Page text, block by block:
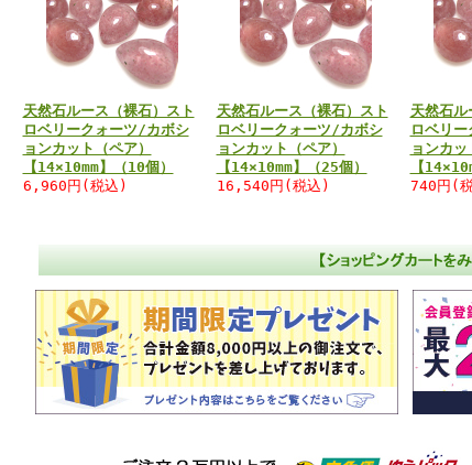
天然石ルース（裸石）スト
ロベリークォーツ/カボシ
ョンカット（ペア）
【14×10mm】（10個）
6,960円(税込)
天然石ルース（裸石）スト
ロベリークォーツ/カボシ
ョンカット（ペア）
【14×10mm】（25個）
16,540円(税込)
天然石ル
ロベリ
ョンカッ
【
740円(